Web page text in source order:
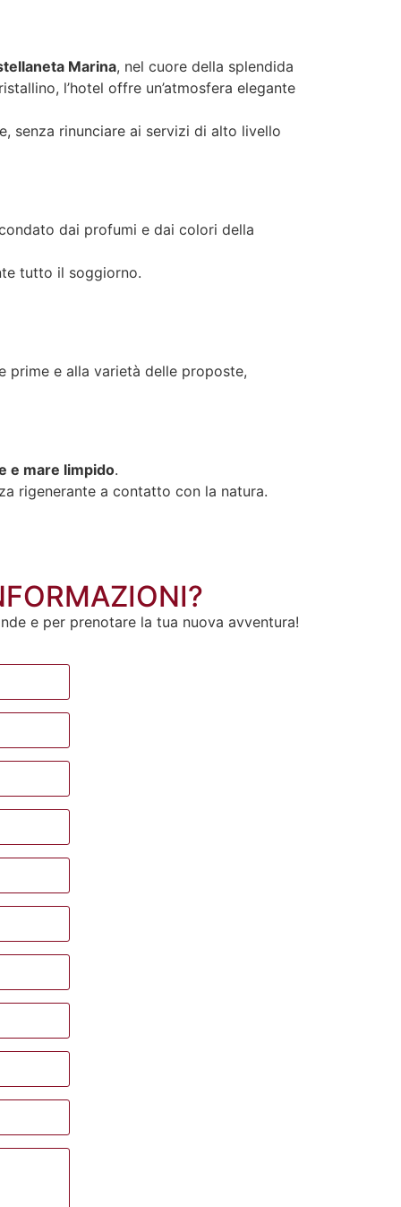
Marina, nel cuore della splendida
l’hotel offre un’atmosfera elegante
senza rinunciare ai servizi di alto livello
dai profumi e dai colori della
tutto il soggiorno.
prime e alla varietà delle proposte,
e mare limpido.
rigenerante a contatto con la natura.
e per prenotare la tua nuova avventura!